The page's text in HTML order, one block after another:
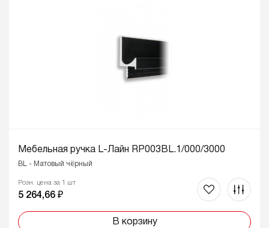
Мебельная ручка L-Лайн RP003BL.1/000/3000
BL - Матовый чёрный
Розн. цена за 1 шт
5 264,66 ₽
В корзину